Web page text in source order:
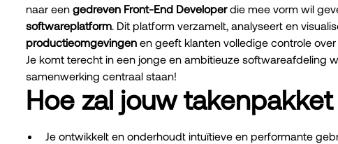
naar een gedreven Front-End Developerdie mee vorm wil
softwareplatform. Dit platform verzamelt, analyseert en
productieomgevingen en geeft klanten volledige controle
Je komt terecht in een jonge en ambitieuze softwareafdeling
samenwerking centraal staan!
Hoe zal jouw
Je ontwikkelt en onderhoudt intuïtieve en performante